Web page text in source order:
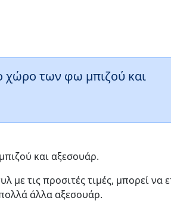
χώρο των φω μπιζού και
και αξεσουάρ.
τις προσιτές τιμές, μπορεί να
άλλα αξεσουάρ.